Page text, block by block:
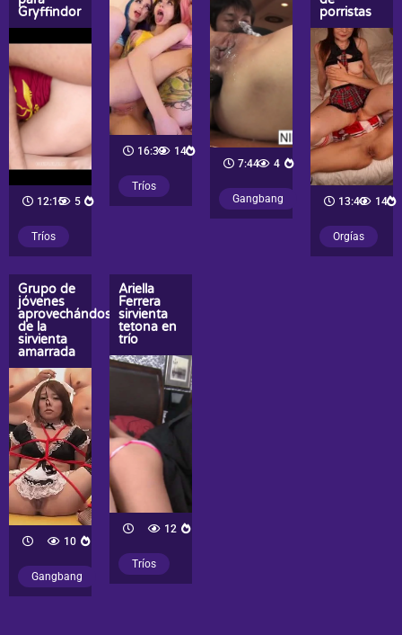
Gryffindor
12:15 5
Tríos
16:39 14
Tríos
7:44 4
Gangbang
porristas
13:40 14
Orgías
Grupo de
jóvenes
aprovechándose
de la
sirvienta
amarrada
10
Gangbang
Ariella
Ferrera
sirvienta
tetona en
trío
12
Tríos